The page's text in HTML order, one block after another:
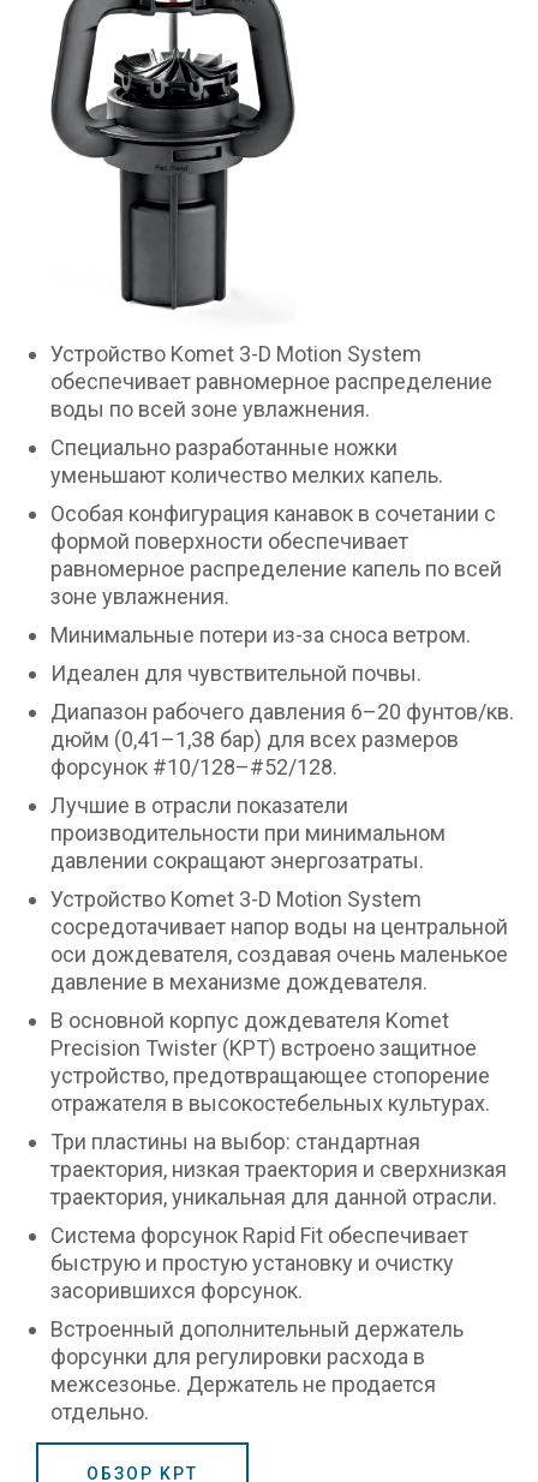
Устройство Komet 3-D Motion System
обеспечивает равномерное распределение
воды по всей зоне увлажнения.
Специально разработанные ножки
уменьшают количество мелких капель.
Особая конфигурация канавок в сочетании с
формой поверхности обеспечивает
равномерное распределение капель по всей
зоне увлажнения.
Минимальные потери из-за сноса ветром.
Идеален для чувствительной почвы.
Диапазон рабочего давления 6–20 фунтов/кв.
дюйм (0,41–1,38 бар) для всех размеров
форсунок #10/128–#52/128.
Лучшие в отрасли показатели
производительности при минимальном
давлении сокращают энергозатраты.
Устройство Komet 3-D Motion System
сосредотачивает напор воды на центральной
оси дождевателя, создавая очень маленькое
давление в механизме дождевателя.
В основной корпус дождевателя Komet
Precision Twister (KPT) встроено защитное
устройство, предотвращающее стопорение
отражателя в высокостебельных культурах.
Три пластины на выбор: стандартная
траектория, низкая траектория и сверхнизкая
траектория, уникальная для данной отрасли.
Система форсунок Rapid Fit обеспечивает
быструю и простую установку и очистку
засорившихся форсунок.
Встроенный дополнительный держатель
форсунки для регулировки расхода в
межсезонье. Держатель не продается
отдельно.
ОБЗОР KPT